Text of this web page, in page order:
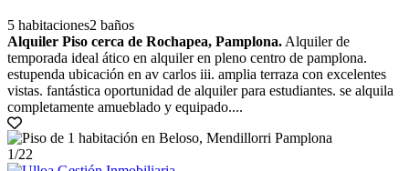
5 habitaciones2 baños
Alquiler Piso cerca de Rochapea, Pamplona. Alquiler de
temporada ideal ático en alquiler en pleno centro de pamplona.
estupenda ubicación en av carlos iii. amplia terraza con excelentes
vistas. fantástica oportunidad de alquiler para estudiantes. se alquila
completamente amueblado y equipado....
1/22